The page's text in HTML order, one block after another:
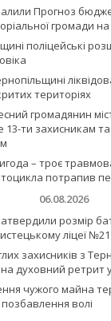
Прогноз
громади
поліцейські
територіях
громадянин
13-ти захисникам
– троє
потрапив
06.08.2026
розмір
ліцеї №21
захисників з
духовний ретрит
чужого майна
волі